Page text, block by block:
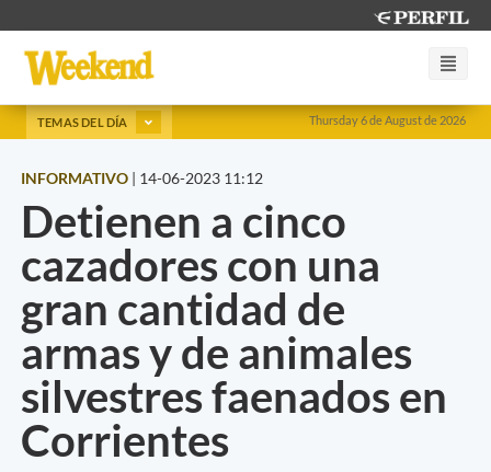
Thursday 6 de August de 2026
TEMAS DEL DÍA
INFORMATIVO | 14-06-2023 11:12
Detienen a cinco
cazadores con una
gran cantidad de
armas y de animales
silvestres faenados en
Corrientes